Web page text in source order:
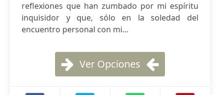
reflexiones que han zumbado por mi espíritu
inquisidor y que, sólo en la soledad del
encuentro personal con mi...
Ver Opciones